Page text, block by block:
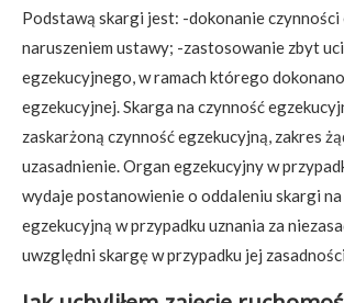
Podstawą skargi jest: -dokonanie czynności
naruszeniem ustawy; -zastosowanie zbyt
egzekucyjnego, w ramach którego
egzekucyjnej. Skarga na czynność
zaskarżoną czynność egzekucyjną, zakres
uzasadnienie. Organ egzekucyjny w
wydaje postanowienie o oddaleniu skargi
egzekucyjną w przypadku uznania za
uwzględni skargę w przypadku jej